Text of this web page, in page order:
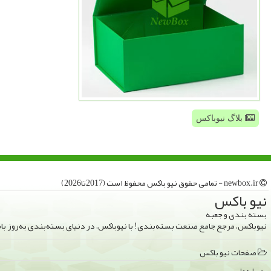
بلاگ نیوباکس
نیو باكس
بسته بندی و جعبه
نیوباکس، مرجع جامع صنعت بسته‌بندی! با نیوباکس، در دنیای بسته‌بندی به‌روز
صفحات نیو باكس